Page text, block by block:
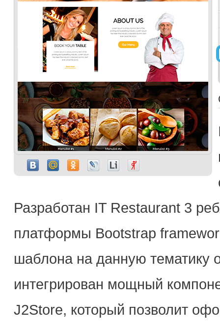
Разработан IT Restaurant 3
платформы Bootstrap
шаблона на данную тематику
интегрирован мощный
J2Store, который позволит